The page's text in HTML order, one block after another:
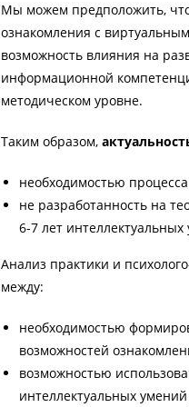
Мы можем предположить,
ознакомления с
возможность влияния на
информационной
методическом уровне.
Таким образом,
необходимостью
не разработанность на
6-7 лет
Анализ практики и
между:
необходимостью
возможностей
возможностью
интеллектуальных